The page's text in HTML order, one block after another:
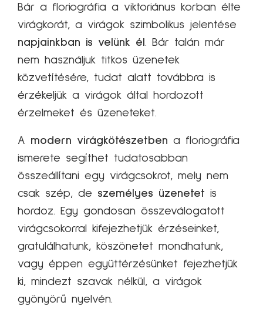
Bár a floriográfia a viktoriánus korban élte
virágkorát, a virágok szimbolikus jelentése
napjainkban is velünk él. Bár talán már
nem használjuk titkos üzenetek
közvetítésére, tudat alatt továbbra is
érzékeljük a virágok által hordozott
érzelmeket és üzeneteket.
A modern virágkötészetben a floriográfia
ismerete segíthet tudatosabban
összeállítani egy virágcsokrot, mely nem
csak szép, de személyes üzenetet is
hordoz. Egy gondosan összeválogatott
virágcsokorral kifejezhetjük érzéseinket,
gratulálhatunk, köszönetet mondhatunk,
vagy éppen együttérzésünket fejezhetjük
ki, mindezt szavak nélkül, a virágok
gyönyörű nyelvén.